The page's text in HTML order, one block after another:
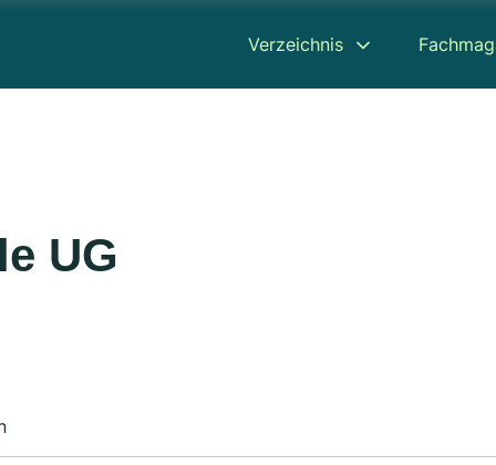
Verzeichnis
UG